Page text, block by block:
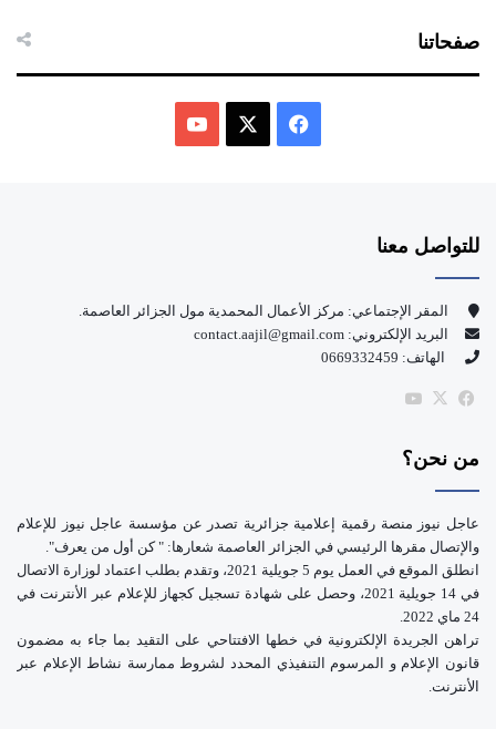
صفحاتنا
و
ك
للتواصل معنا
المقر الإجتماعي: مركز الأعمال المحمدية مول الجزائر العاصمة.
البريد الإلكتروني: contact.aajil@gmail.com
الهاتف: 0669332459
فيسبوك
‫X
من نحن؟
عاجل نيوز منصة رقمية إعلامية جزائرية تصدر عن مؤسسة عاجل نيوز للإعلام
والإتصال مقرها الرئيسي في الجزائر العاصمة شعارها: " كن أول من يعرف".
انطلق الموقع في العمل يوم 5 جويلية 2021، وتقدم بطلب اعتماد لوزارة الاتصال
في 14 جويلية 2021، وحصل على شهادة تسجيل كجهاز للإعلام عبر الأنترنت في
24 ماي 2022.
تراهن الجريدة الإلكترونية في خطها الافتتاحي على التقيد بما جاء به مضمون
قانون الإعلام و المرسوم التنفيذي المحدد لشروط ممارسة نشاط الإعلام عبر
الأنترنت.